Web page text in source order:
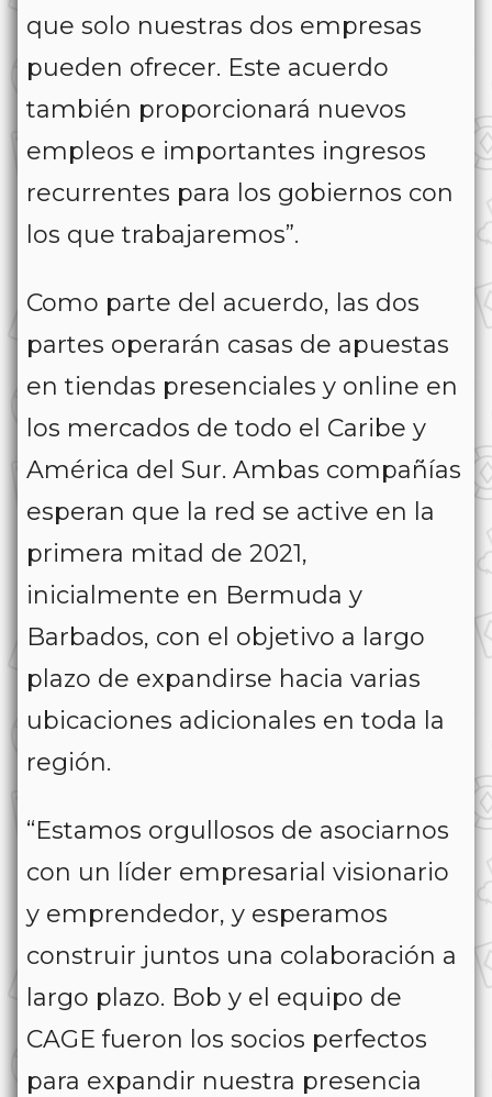
que solo nuestras dos empresas
pueden ofrecer. Este acuerdo
también proporcionará nuevos
empleos e importantes ingresos
recurrentes para los gobiernos con
los que trabajaremos”.
Como parte del acuerdo, las dos
partes operarán casas de apuestas
en tiendas presenciales y online en
los mercados de todo el Caribe y
América del Sur. Ambas compañías
esperan que la red se active en la
primera mitad de 2021,
inicialmente en Bermuda y
Barbados, con el objetivo a largo
plazo de expandirse hacia varias
ubicaciones adicionales en toda la
región.
“Estamos orgullosos de asociarnos
con un líder empresarial visionario
y emprendedor, y esperamos
construir juntos una colaboración a
largo plazo. Bob y el equipo de
CAGE fueron los socios perfectos
para expandir nuestra presencia